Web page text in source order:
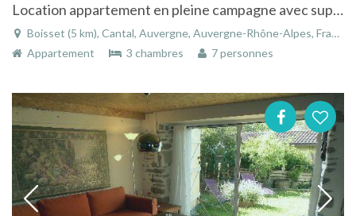
Location appartement en pleine campagne avec superbe vue en Auvergne
Boisset (5 km), Cantal, Auvergne, Auvergne-Rhône-Alpes, France
Appartement
3 chambres 7 personnes